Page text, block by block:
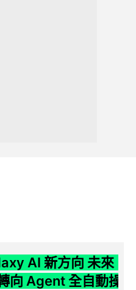
AI 新方向 未來
向 Agent 全自動操